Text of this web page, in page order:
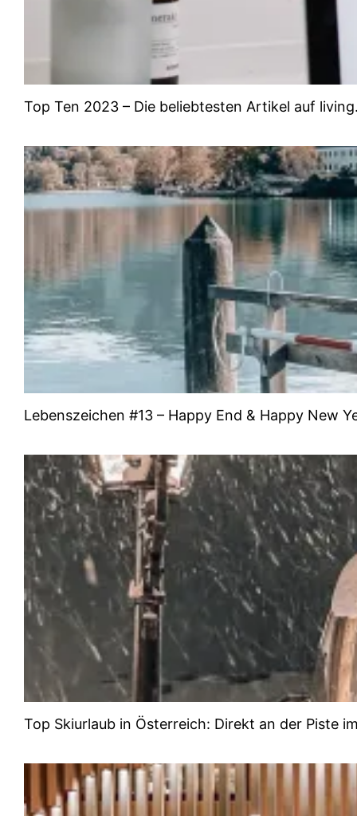
Top Ten 2023 – Die beliebtesten Artikel auf
Lebenszeichen #13 – Happy End & Happy New
Top Skiurlaub in Österreich: Direkt an der Piste